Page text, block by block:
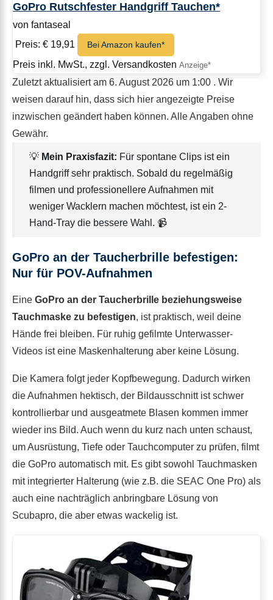
GoPro Rutschfester Handgriff Tauchen*
von fantaseal
Preis: € 19,91
Bei Amazon kaufen*
Preis inkl. MwSt., zzgl. Versandkosten
Zuletzt aktualisiert am 6. August 2026 um 1:00 . Wir
weisen darauf hin, dass sich hier angezeigte Preise
inzwischen geändert haben können. Alle Angaben ohne
Gewähr.
💡 Mein Praxisfazit: Für spontane Clips ist ein
Handgriff sehr praktisch. Sobald du regelmäßig
filmen und professionellere Aufnahmen mit
weniger Wacklern machen möchtest, ist ein 2-
Hand-Tray die bessere Wahl. 📹
GoPro an der Taucherbrille befestigen:
Nur für POV-Aufnahmen
Eine GoPro an der Taucherbrille beziehungsweise
Tauchmaske zu befestigen, ist praktisch, weil deine
Hände frei bleiben. Für ruhig gefilmte Unterwasser-
Videos ist eine Maskenhalterung aber keine Lösung.
Die Kamera folgt jeder Kopfbewegung. Dadurch wirken
die Aufnahmen hektisch, der Bildausschnitt ist schwer
kontrollierbar und ausgeatmete Blasen kommen immer
wieder ins Bild. Auch wenn du kurz nach unten schaust,
um Ausrüstung, Tiefe oder Tauchcomputer zu prüfen, filmt
die GoPro automatisch mit. Es gibt sowohl Tauchmasken
mit integrierter Halterung (wie z.B. die SEAC One Pro) als
auch eine nachträglich anbringbare Lösung von
Scubapro, die aber etwas wackelig ist.